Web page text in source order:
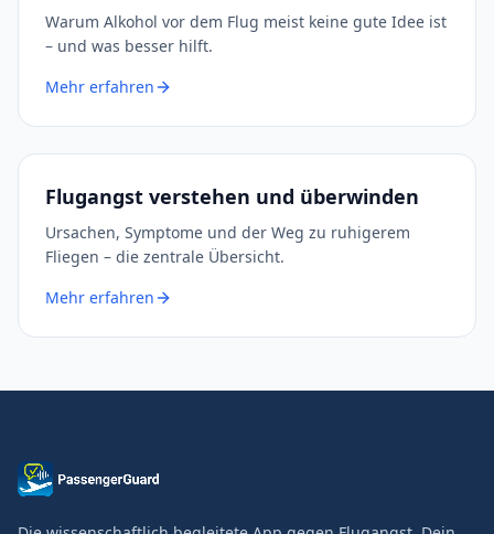
Warum Alkohol vor dem Flug meist keine gute Idee ist
– und was besser hilft.
Mehr erfahren
Flugangst verstehen und überwinden
Ursachen, Symptome und der Weg zu ruhigerem
Fliegen – die zentrale Übersicht.
Mehr erfahren